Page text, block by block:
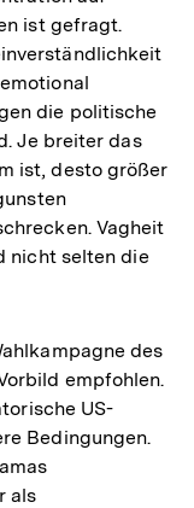
ist gefragt.
die politische
Je breiter das
ist, desto größer
Vagheit
nicht selten die
des
empfohlen.
US-
Bedingungen.
als